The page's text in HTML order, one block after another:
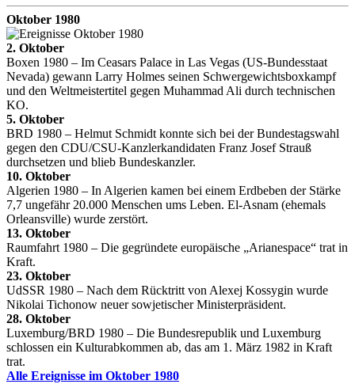
Oktober 1980
2. Oktober
Boxen 1980 – Im Ceasars Palace in Las Vegas (US-Bundesstaat
Nevada) gewann Larry Holmes seinen Schwergewichtsboxkampf
und den Weltmeistertitel gegen Muhammad Ali durch technischen
KO.
5. Oktober
BRD 1980 – Helmut Schmidt konnte sich bei der Bundestagswahl
gegen den CDU/CSU-Kanzlerkandidaten Franz Josef Strauß
durchsetzen und blieb Bundeskanzler.
10. Oktober
Algerien 1980 – In Algerien kamen bei einem Erdbeben der Stärke
7,7 ungefähr 20.000 Menschen ums Leben. El-Asnam (ehemals
Orleansville) wurde zerstört.
13. Oktober
Raumfahrt 1980 – Die gegründete europäische „Arianespace“ trat in
Kraft.
23. Oktober
UdSSR 1980 – Nach dem Rücktritt von Alexej Kossygin wurde
Nikolai Tichonow neuer sowjetischer Ministerpräsident.
28. Oktober
Luxemburg/BRD 1980 – Die Bundesrepublik und Luxemburg
schlossen ein Kulturabkommen ab, das am 1. März 1982 in Kraft
trat.
Alle Ereignisse im Oktober 1980